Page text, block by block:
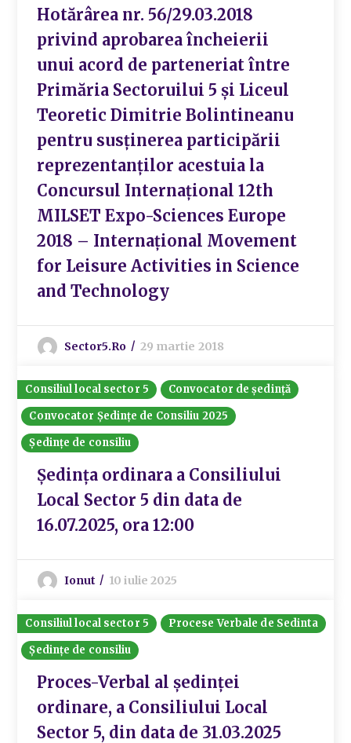
Hotărârea nr. 56/29.03.2018
privind aprobarea încheierii
unui acord de parteneriat între
Primăria Sectoruilui 5 și Liceul
Teoretic Dimitrie Bolintineanu
pentru susținerea participării
reprezentanților acestuia la
Concursul Internațional 12th
MILSET Expo-Sciences Europe
2018 – Internațional Movement
for Leisure Activities in Science
and Technology
Sector5.ro 29 martie 2018
Consiliul local sector 5
Convocator de ședință
Convocator Ședințe de Consiliu 2025
Ședințe de consiliu
Ședința ordinara a Consiliului
Local Sector 5 din data de
16.07.2025, ora 12:00
Ionut 10 iulie 2025
Consiliul local sector 5
Procese Verbale de Sedinta
Ședințe de consiliu
Proces-Verbal al ședinței
ordinare, a Consiliului Local
Sector 5, din data de 31.03.2025